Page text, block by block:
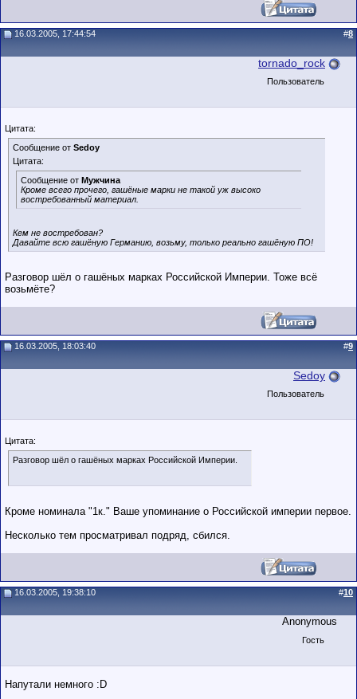
16.03.2005, 17:44:54 #8
tornado_rock
Пользователь
Цитата:
Сообщение от Sedoy
Цитата:
Сообщение от Мужчина
Кроме всего прочего, гашёные марки не такой уж высоко
востребованный материал.
Кем не востребован?
Давайте всю гашёную Германию, возьму, только реально гашёную ПО!
Разговор шёл о гашёных марках Российской Империи. Тоже всё
возьмёте?
16.03.2005, 18:03:40 #9
Sedoy
Пользователь
Цитата:
Разговор шёл о гашёных марках Российской Империи.
Кроме номинала "1к." Ваше упоминание о Российской империи первое.
Несколько тем просматривал подряд, сбился.
16.03.2005, 19:38:10 #10
Anonymous
Гость
Напутали немного :D